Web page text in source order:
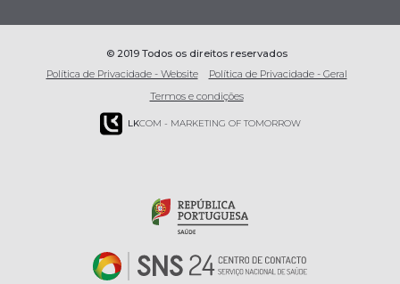
© 2019 Todos os direitos reservados
Política de Privacidade - Website
Política de Privacidade - Geral
Termos e condições
LKCOM - MARKETING OF TOMORROW